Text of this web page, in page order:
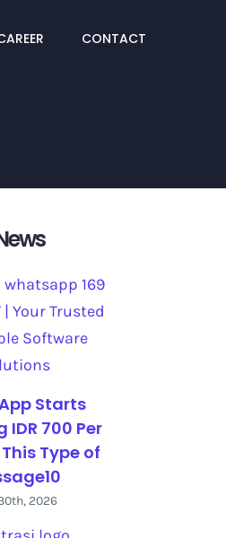
CONTACT
Starts
700 Per
Type of
2026